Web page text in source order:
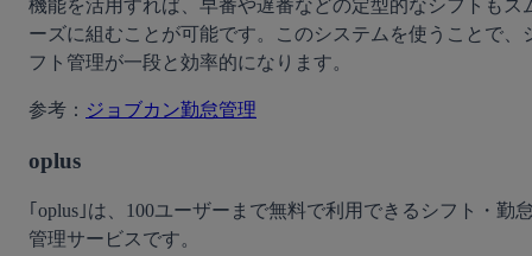
機能を活用すれば、早番や遅番などの定型的なシフトもス
ーズに組むことが可能です。このシステムを使うことで、
フト管理が一段と効率的になります。
参考： ジョブカン勤怠管理
oplus
｢oplus｣は、100ユーザーまで無料で利用できるシフト・勤
管理サービスです。